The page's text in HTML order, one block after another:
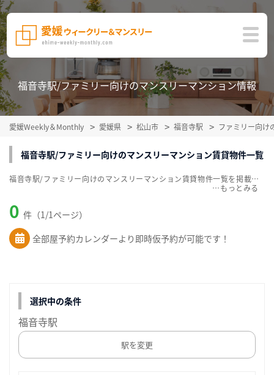
福音寺駅/ファミリー向けのマンスリーマンション情報
愛媛Weekly＆Monthly 愛媛県 松山市 福音寺駅 ファミリー向け
福音寺駅/ファミリー向けのマンスリーマンション賃貸物件一覧
0 件（1/1ページ）
全部屋予約カレンダーより即時仮予約が可能です！
福音寺駅/ファミリー向けのマンスリーマンション賃貸物件一覧を掲載中。敷金・礼金無料、家具・家電付をご紹介。こだわり条件での絞込みも簡単！
…
選択中の条件
福音寺駅
駅を変更